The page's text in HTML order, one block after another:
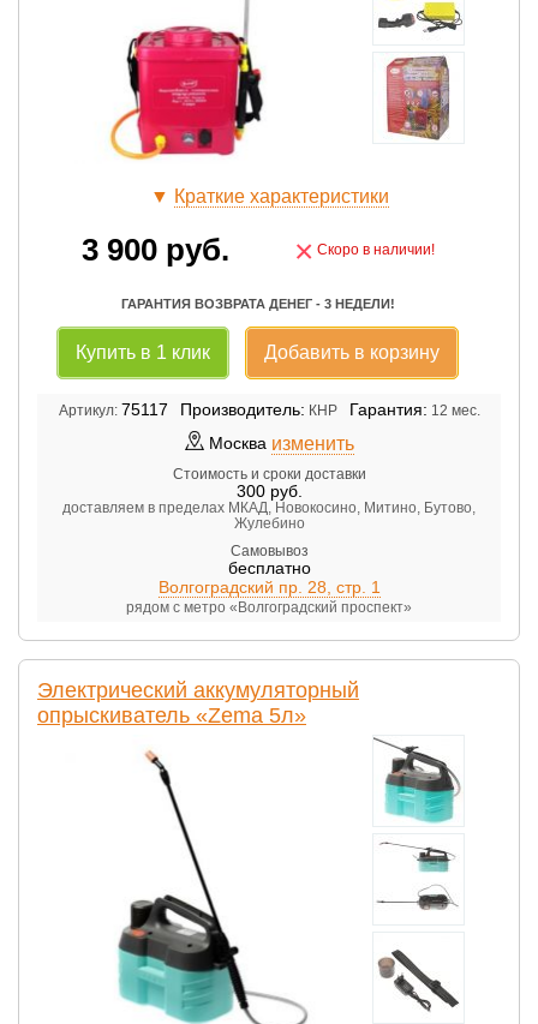
▼ Краткие характеристики
3 900 руб. × Скоро в наличии!
ГАРАНТИЯ ВОЗВРАТА ДЕНЕГ - 3 НЕДЕЛИ!
Купить в 1 клик Добавить в корзину
Артикул: 75117 Производитель: КНР Гарантия: 12 мес.
Москва изменить
Стоимость и сроки доставки
300руб.
доставляем в пределах МКАД, Новокосино, Митино, Бутово,
Жулебино
Самовывоз
бесплатно
Волгоградский пр. 28, стр. 1
рядом с метро «Волгоградский проспект»
Электрический аккумуляторный
опрыскиватель «Zema 5л»